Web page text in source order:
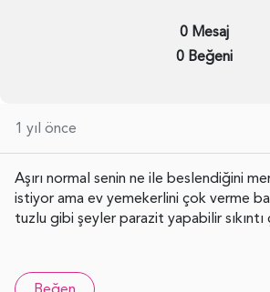
0 Mesaj
0 Beğeni
1 yıl önce
Aşırı normal senin ne ile beslendiğini
istiyor ama ev yemekerlini çok verme
tuzlu gibi şeyler parazit yapabilir sıkıntı